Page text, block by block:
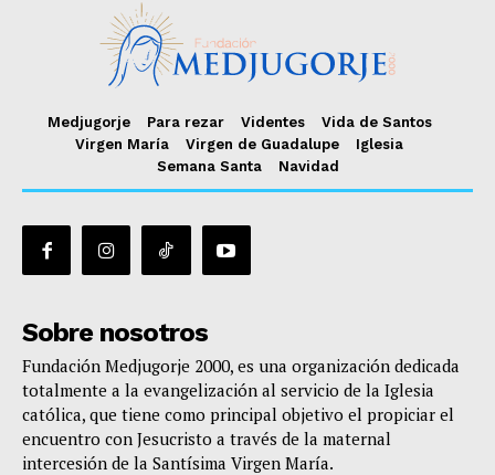
Medjugorje Para rezar Videntes
Vida de Santos
Virgen María
Virgen de Guadalupe
Iglesia
Semana Santa
Navidad
Sobre nosotros
Fundación Medjugorje 2000, es una organización dedicada
totalmente a la evangelización al servicio de la Iglesia
católica, que tiene como principal objetivo el propiciar el
encuentro con Jesucristo a través de la maternal
intercesión de la Santísima Virgen María.